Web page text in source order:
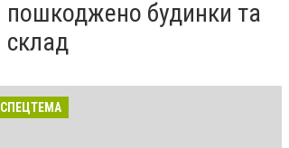
пошкоджено будинки та
склад
СПЕЦТЕМА